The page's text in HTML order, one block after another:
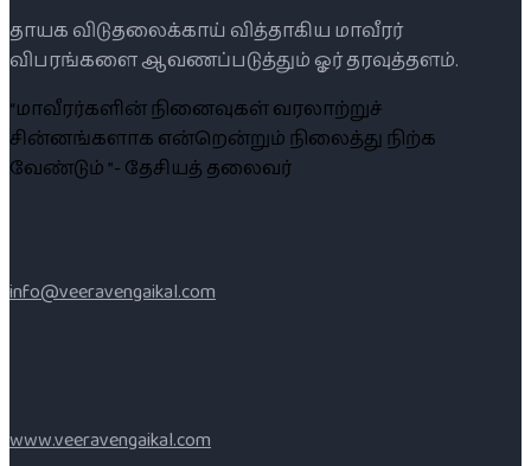
தாயக விடுதலைக்காய் வித்தாகிய மாவீரர்
விபரங்களை ஆவணப்படுத்தும் ஓர் தரவுத்தளம்.
“மாவீரர்களின் நினைவுகள் வரலாற்றுச்
சின்னங்களாக என்றென்றும் நிலைத்து நிற்க
வேண்டும் ”- தேசியத் தலைவர்
info@veeravengaikal.com
www.veeravengaikal.com